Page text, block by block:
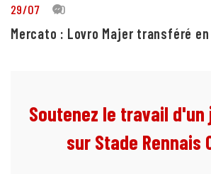
29/07 10
Mercato : Lovro Majer transféré en
Soutenez le travail
sur Stade Rennais